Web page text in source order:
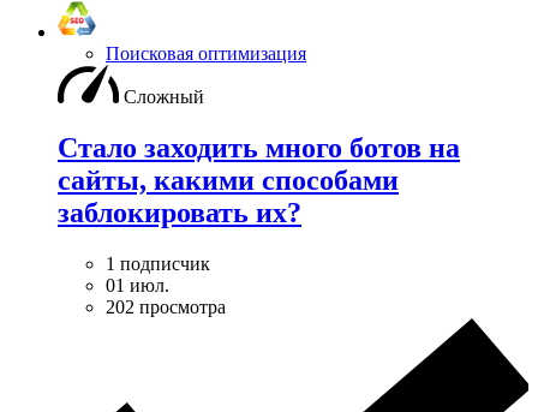
Поисковая оптимизация
Сложный
Стало заходить много ботов на
сайты, какими способами
заблокировать их?
1 подписчик
01 июл.
202 просмотра